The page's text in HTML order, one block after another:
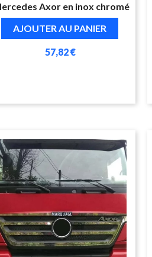
Axor en inox chromé
AJOUTER AU PANIER
57,82 €